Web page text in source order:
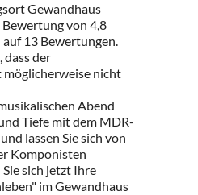
Gewandhaus
von 4,8
13 Bewertungen.
dass der
nicht
Abend
Tiefe mit dem MDR-
lassen Sie sich von
Komponisten
sich jetzt Ihre
im Gewandhaus